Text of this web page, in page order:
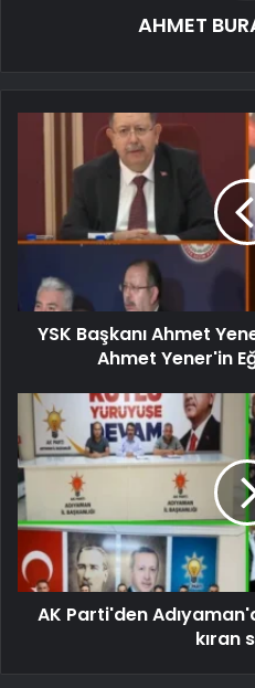
AHMET
YSK Başkanı Ahmet
Ahmet Yener'in
AK Parti'den
kıran